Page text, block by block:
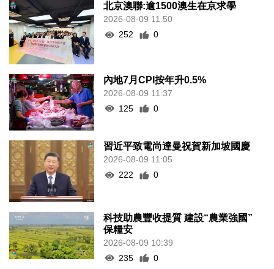
北京澳聯:逾1500澳生在京求學
2026-08-09 11:50
252
0
內地7月CPI按年升0.5%
2026-08-09 11:37
125
0
習近平致電尚達曼祝賀新加坡國慶
2026-08-09 11:05
222
0
科技助農豐收提質 建設“農業強國”
保糧安
2026-08-09 10:39
235
0